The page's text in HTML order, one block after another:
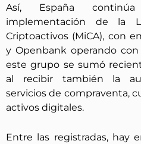
Así, España
implementación de la
Criptoactivos (MiCA), con
y Openbank operando
este grupo se sumó
al recibir también la
servicios de compraventa,
activos digitales.
Entre las registradas, hay